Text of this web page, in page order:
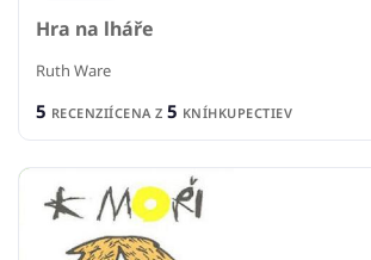
Hra na lháře
Ruth Ware
5 RECENZIÍCENA Z 5 KNÍHKUPECTIEV